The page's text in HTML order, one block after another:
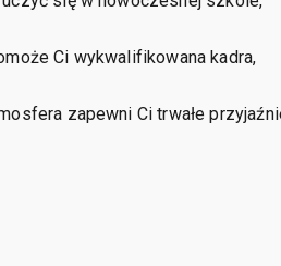
Ci wykwalifikowana kadra,
zapewni Ci trwałe